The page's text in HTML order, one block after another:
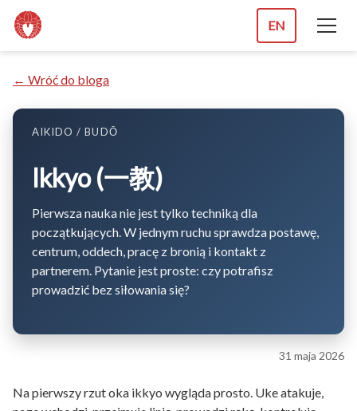
EN
← Wróć do bloga
AIKIDO / BUDŌ
Ikkyo (一教)
Pierwsza nauka nie jest tylko techniką dla
początkujących. W jednym ruchu sprawdza postawę,
centrum, oddech, pracę z bronią i kontakt z
partnerem. Pytanie jest proste: czy potrafisz
prowadzić bez siłowania się?
31 maja 2026
Na pierwszy rzut oka ikkyo wygląda prosto. Uke atakuje,